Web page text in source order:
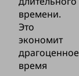
времени.
Это
экономит
драгоценное
время